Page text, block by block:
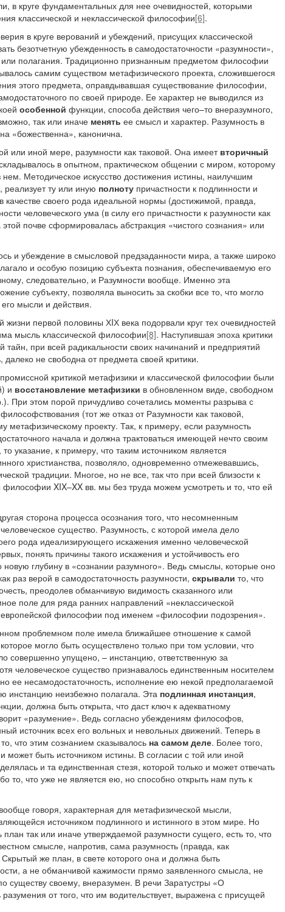
в круге фундаментальных для нее очевидностей, которыми
классической и неклассической философии[6].
в круге верований и убеждений, присущих классической
безотчетную убежденность в самодостаточности «разумности»,
полагания. Традиционно признанным предметом философии
самим существом метафизического проекта, сложившегося
этого предмета, оправдывавшая существование философии,
по своей природе. Ее характер не выводился из
особенной функции, способа действия чего–то внеразумного,
так или иначе менять ее смысл и характер. Разумность в
«божественна», канонична.
или иной мере, разумности как таковой. Она имеет вторичный
в опытном, практическом общении с миром, которому
Методическое искусство достижения истины, наилучшим
ту или иную полноту причастности к подлинности и
качестве своего рода идеальной нормы (достижимой, правда,
человеческого ума (в силу его причастности к разумности как
почве сформировалась абстракция «чистого сознания» или
и убеждение в смысловой предзаданности мира, а также широко
и особую позицию субъекта познания, обеспечиваемую его
следовательно, и Разумности вообще. Именно эта
субъекту, позволяла выносить за скобки все то, что могло
его мысли и действия.
первой половины ХIХ века подорвали круг тех очевидностей
мысль классической философии[8]. Наступившая эпоха критики
тайн, при всей радикальности своих начинаний и предприятий
не свободна от предмета своей критики.
критикой метафизики и классической философии были
и восстановление метафизики в обновленном виде, свободном
При этом порой причудливо сочетались моменты разрыва с
(тот же отказ от Разумности как таковой,
метафизическому проекту. Так, к примеру, если разумность
начала и должна трактоваться имеющей нечто своим
указание, к примеру, что таким источником является
христианства, позволяло, одновременно отмежевавшись,
традиции. Многое, но не все, так что при всей близости к
XIX–XX вв. мы без труда можем усмотреть и то, что ей
сторона процесса осознания того, что несомненным
существо. Разумность, с которой имела дело
рода идеализирующего искажения именно человеческой
понять причины такого искажения и устойчивость его
глубину в «сознании разумного». Ведь смыслы, которые оно
раз верой в самодостаточность разумности, скрывали то, что
преодолев обманчивую видимость сказанного или
поле для ряда ранних направлений «неклассической
философии под именем «философии подозрения».
проблемном поле имела ближайшее отношение к самой
могло быть осуществлено только при том условии, что
совершенно упущено, – инстанцию, ответственную за
человеческое существо признавалось единственным носителем
ее несамодостаточность, исполнение ею некой предполагаемой
инстанцию неизбежно полагала. Эта подлинная инстанция,
должна быть открыта, что даст ключ к адекватному
«разумение». Ведь согласно убеждениям философов,
источник всех его вольных и невольных движений. Теперь в
то, что этим сознанием сказывалось на самом деле. Более того,
может быть источником истины. В согласии с той или иной
и та единственная стезя, которой только и может отвечать
что уже не является ею, но способно открыть нам путь к
говоря, характерная для метафизической мысли,
источником подлинного и истинного в этом мире. Но
так или иначе утверждаемой разумности сущего, есть то, что
смысле, напротив, сама разумность (правда, как
Скрытый же план, в свете которого она и должна быть
а не обманчивой кажимости прямо заявленного смысла, не
существу своему, внеразумен. В речи Заратустры «О
от того, что им водительствует, выражена с присущей